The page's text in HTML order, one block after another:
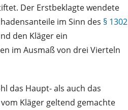
Der Erstbeklagte wendete
im Sinn des § 1302
den Kläger ein
im Ausmaß von drei Vierteln
das Haupt- als auch das
Kläger geltend gemachte